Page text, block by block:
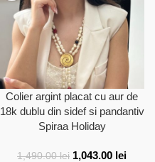
Colier argint placat cu aur de
18k dublu din sidef si pandantiv
Spiraa Holiday
1,490.00lei 1,043.00 lei